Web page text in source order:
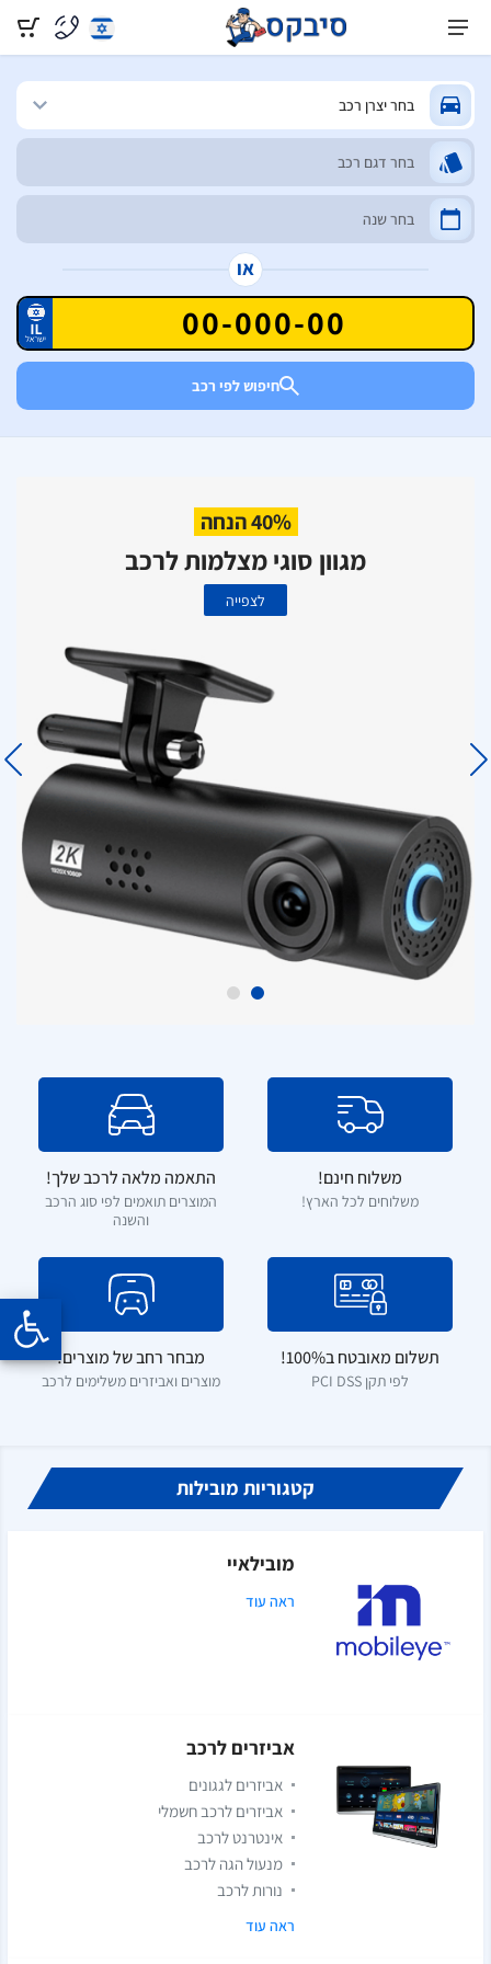
או
חיפוש לפי רכב
40% הנחה
מגוון סוגי מצלמות לרכב
לצפייה
משלוח חינם!
משלוחים לכל הארץ!
התאמה מלאה לרכב שלך!
המוצרים תואמים לפי סוג הרכב
והשנה
תשלום מאובטח ב100%!
לפי תקן PCI DSS
מבחר רחב של מוצרים!
מוצרים ואביזרים משלימים לרכב
קטגוריות מובילות
מובילאיי
ראה עוד
אביזרים לרכב
אביזרים לגגונים
אביזרים לרכב חשמלי
אינטרנט לרכב
מנעול הגה לרכב
נורות לרכב
ראה עוד